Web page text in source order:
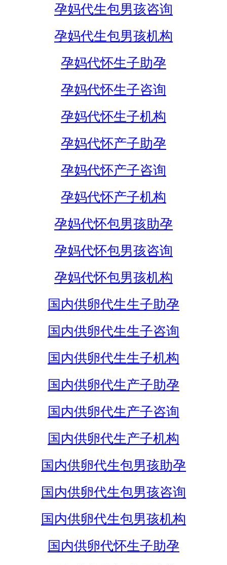
孕妈代生包男孩咨询
孕妈代生包男孩机构
孕妈代怀生子助孕
孕妈代怀生子咨询
孕妈代怀生子机构
孕妈代怀产子助孕
孕妈代怀产子咨询
孕妈代怀产子机构
孕妈代怀包男孩助孕
孕妈代怀包男孩咨询
孕妈代怀包男孩机构
国内供卵代生生子助孕
国内供卵代生生子咨询
国内供卵代生生子机构
国内供卵代生产子助孕
国内供卵代生产子咨询
国内供卵代生产子机构
国内供卵代生包男孩助孕
国内供卵代生包男孩咨询
国内供卵代生包男孩机构
国内供卵代怀生子助孕